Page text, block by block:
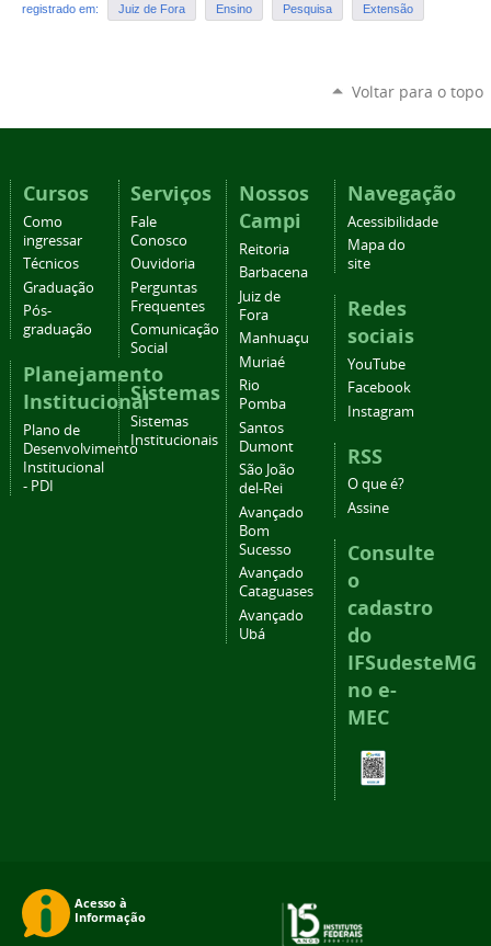
registrado em: Juiz de Fora Ensino Pesquisa Extensão
Voltar para o topo
Cursos
Como
ingressar
Técnicos
Graduação
Pós-
graduação
Planejamento
Institucional
Plano de
Desenvolvimento
Institucional
- PDI
Serviços
Fale
Conosco
Ouvidoria
Perguntas
Frequentes
Comunicação
Social
Sistemas
Sistemas
Institucionais
Nossos
Campi
Reitoria
Barbacena
Juiz de
Fora
Manhuaçu
Muriaé
Rio
Pomba
Santos
Dumont
São João
del-Rei
Avançado
Bom
Sucesso
Avançado
Cataguases
Avançado
Ubá
Navegação
Acessibilidade
Mapa do
site
Redes
sociais
YouTube
Facebook
Instagram
RSS
O que é?
Assine
Consulte
o
cadastro
do
IFSudesteMG
no e-
MEC